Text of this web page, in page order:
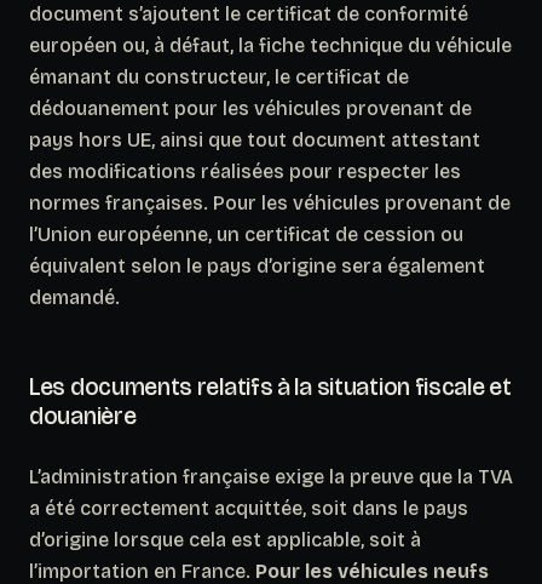
document s’ajoutent le certificat de conformité
européen ou, à défaut, la fiche technique du véhicule
émanant du constructeur, le certificat de
dédouanement pour les véhicules provenant de
pays hors UE, ainsi que tout document attestant
des modifications réalisées pour respecter les
normes françaises. Pour les véhicules provenant de
l’Union européenne, un certificat de cession ou
équivalent selon le pays d’origine sera également
demandé.
Les documents relatifs à la situation fiscale et
douanière
L’administration française exige la preuve que la TVA
a été correctement acquittée, soit dans le pays
d’origine lorsque cela est applicable, soit à
l’importation en France. Pour les véhicules neufs